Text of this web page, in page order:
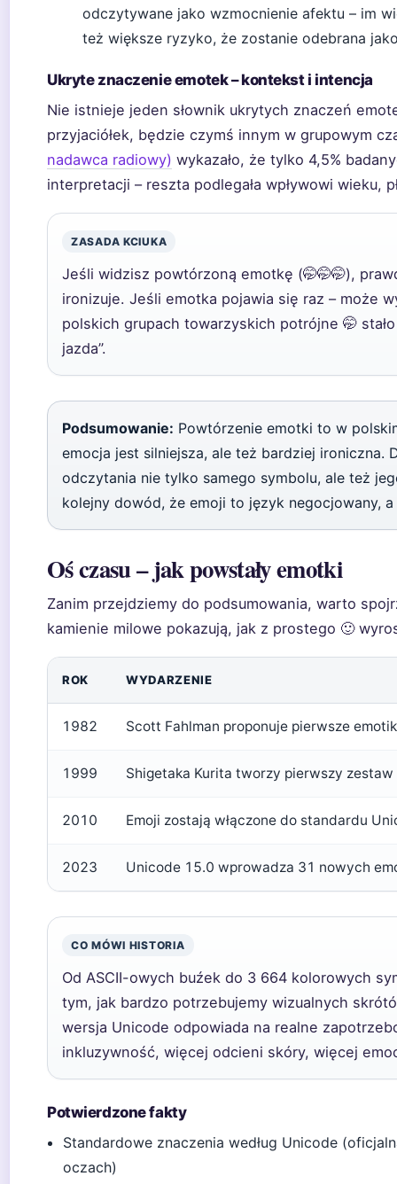
odczytywane jako wzmocnienie afektu – im
też większe ryzyko, że zostanie odebrana
Ukryte znaczenie emotek – kontekst i intencja
Nie istnieje jeden słownik ukrytych znaczeń
przyjaciółek, będzie czymś innym w grupowym
nadawca radiowy) wykazało, że tylko 4,5%
interpretacji – reszta podlegała wpływowi wieku,
ZASADA KCIUKA
Jeśli widzisz powtórzoną emotkę (🤭🤭🤭),
ironizuje. Jeśli emotka pojawia się raz – może
polskich grupach towarzyskich potrójne 🤭
jazda”.
Podsumowanie: Powtórzenie emotki to w
emocja jest silniejsza, ale też bardziej ironiczna.
odczytania nie tylko samego symbolu, ale też
kolejny dowód, że emoji to język negocjowany,
Oś czasu – jak powstały emotki
Zanim przejdziemy do podsumowania, warto
kamienie milowe pokazują, jak z prostego 🙂
ROK WYDARZENIE
1982 Scott Fahlman proponuje pierwsze
1999 Shigetaka Kurita tworzy pierwszy
2010 Emoji zostają włączone do standardu
2023 Unicode 15.0 wprowadza 31 nowych
CO MÓWI HISTORIA
Od ASCII-owych buźek do 3 664 kolorowych
tym, jak bardzo potrzebujemy wizualnych
wersja Unicode odpowiada na realne
inkluzywność, więcej odcieni skóry, więcej
Potwierdzone fakty
Standardowe znaczenia według Unicode
oczach)